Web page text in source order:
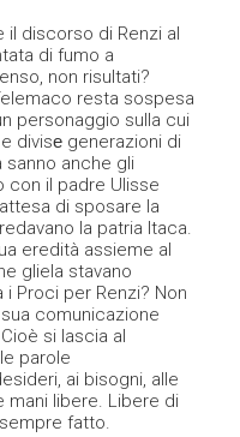
discorso di Renzi al
di fumo a
non risultati?
resta sospesa
personaggio sulla cui
e divise generazioni di
sanno anche gli
con il padre Ulisse
di sposare la
la patria Itaca.
eredità assieme al
gliela stavano
i Proci per Renzi? Non
comunicazione
si lascia al
parole
ai bisogni, alle
mani libere. Libere di
fatto.